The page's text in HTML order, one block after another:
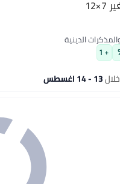
+ 1
13 - 14 اغسطس